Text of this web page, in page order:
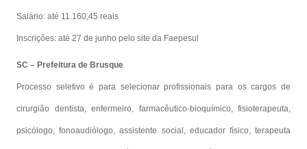
Salário: até 11.160,45 reais
Inscrições: até 27 de junho pelo site da Faepesul
SC – Prefeitura de Brusque
Processo seletivo é para selecionar profissionais para os cargos de
cirurgião dentista, enfermeiro, farmacêutico-bioquímico, fisioterapeuta,
psicólogo, fonoaudiólogo, assistente social, educador físico, terapeuta